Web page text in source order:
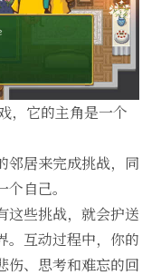
，它的主角是一个
邻居来完成挑战，同
自己。
这些挑战，就会护送
。互动过程中，你的
伤、思考和难忘的回